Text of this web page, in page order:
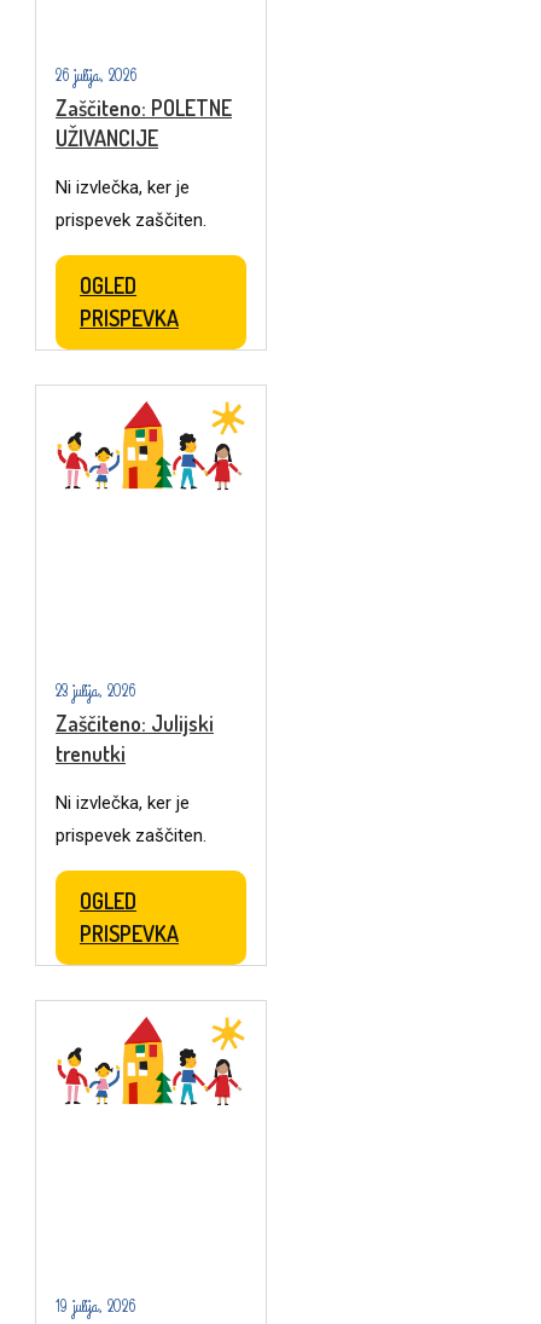
26 julija, 2026
Zaščiteno: POLETNE
UŽIVANCIJE
Ni izvlečka, ker je
prispevek zaščiten.
OGLED
PRISPEVKA
23 julija, 2026
Zaščiteno: Julijski
trenutki
Ni izvlečka, ker je
prispevek zaščiten.
OGLED
PRISPEVKA
19 julija, 2026